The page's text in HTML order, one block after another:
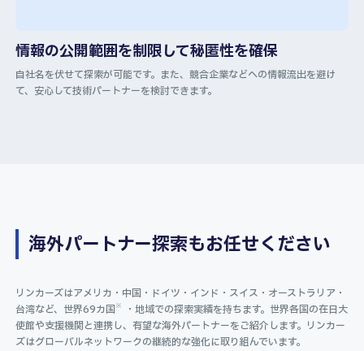
情報の公開範囲を制限して秘匿性を確保
自社名を伏せて探索が可能です。また、競合企業などへの情報流出を避け
て、安心して技術パートナーを検討できます。
海外パートナー探索もお任せください
リンカーズはアメリカ・中国・ドイツ・インド・スイス・オーストラリア・
台湾など、世界69カ国※
・地域での探索実績を持ちます。世界各国の在日大
使館や支援機関と連携し、有望な海外パートナーをご紹介します。リンカー
ズはグローバルネットワークの継続的な強化に取り組んでいます。